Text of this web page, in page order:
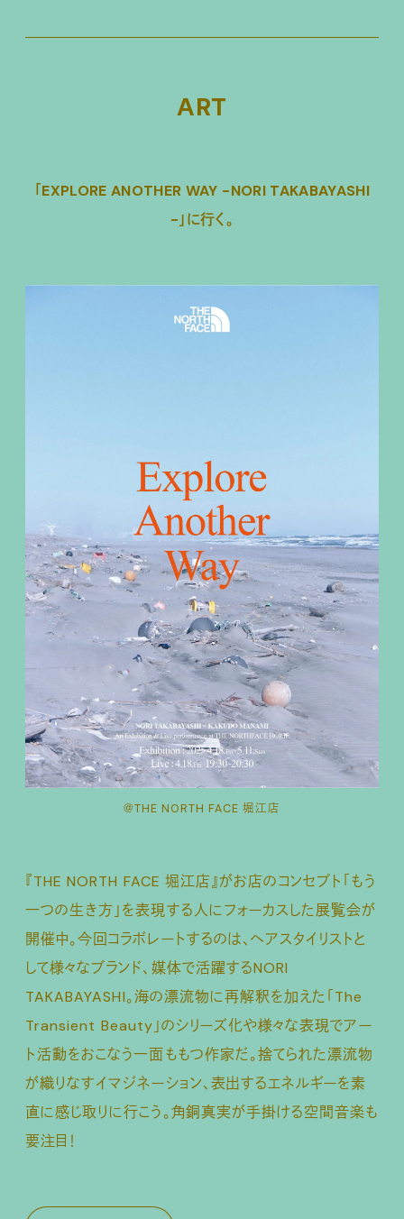
ART
「EXPLORE ANOTHER WAY -NORI TAKABAYASHI
-」に行く。
＠THE NORTH FACE 堀江店
『THE NORTH FACE 堀江店』がお店のコンセプト「もう
一つの生き方」を表現する人にフォーカスした展覧会が
開催中。今回コラボレートするのは、ヘアスタイリストと
して様々なブランド、媒体で活躍するNORI
TAKABAYASHI。海の漂流物に再解釈を加えた「The
Transient Beauty」のシリーズ化や様々な表現でアー
ト活動をおこなう一面ももつ作家だ。捨てられた漂流物
が織りなすイマジネーション、表出するエネルギーを素
直に感じ取りに行こう。角銅真実が手掛ける空間音楽も
要注目！